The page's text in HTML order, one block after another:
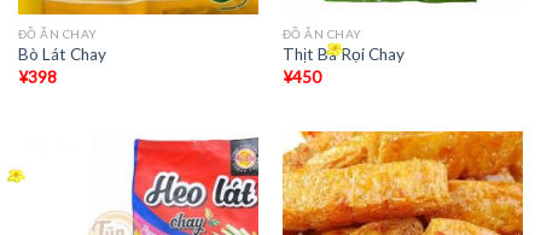
ĐỒ ĂN CHAY
Bò Lát Chay
¥398
ĐỒ ĂN CHAY
Thịt Ba Rọi Chay
¥450